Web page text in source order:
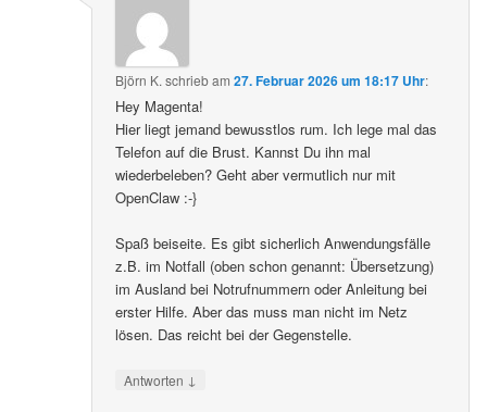
Björn K. schriebam27. Februar 2026 um 18:17 Uhr:
Hey Magenta!
Hier liegt jemand bewusstlos rum. Ich lege mal das
Telefon auf die Brust. Kannst Du ihn mal
wiederbeleben? Geht aber vermutlich nur mit
OpenClaw :-}
Spaß beiseite. Es gibt sicherlich Anwendungsfälle
z.B. im Notfall (oben schon genannt: Übersetzung)
im Ausland bei Notrufnummern oder Anleitung bei
erster Hilfe. Aber das muss man nicht im Netz
lösen. Das reicht bei der Gegenstelle.
Antworten ↓